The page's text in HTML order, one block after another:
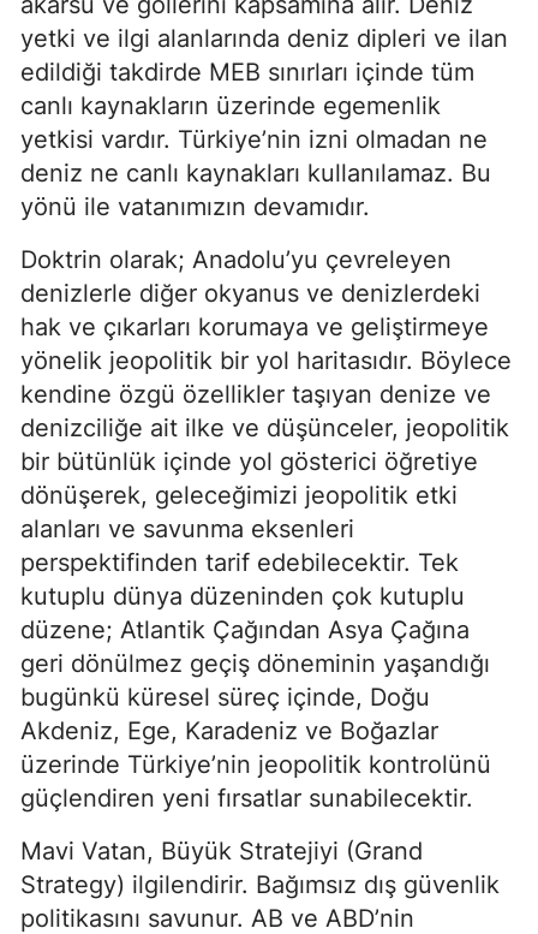
yetki ve ilgi alanlarında deniz dipleri ve ilan
edildiği takdirde MEB sınırları içinde tüm
canlı kaynakların üzerinde egemenlik
yetkisi vardır. Türkiye’nin izni olmadan ne
deniz ne canlı kaynakları kullanılamaz. Bu
yönü ile vatanımızın devamıdır.
Doktrin olarak; Anadolu’yu çevreleyen
denizlerle diğer okyanus ve denizlerdeki
hak ve çıkarları korumaya ve geliştirmeye
yönelik jeopolitik bir yol haritasıdır. Böylece
kendine özgü özellikler taşıyan denize ve
denizciliğe ait ilke ve düşünceler, jeopolitik
bir bütünlük içinde yol gösterici öğretiye
dönüşerek, geleceğimizi jeopolitik etki
alanları ve savunma eksenleri
perspektifinden tarif edebilecektir. Tek
kutuplu dünya düzeninden çok kutuplu
düzene; Atlantik Çağından Asya Çağına
geri dönülmez geçiş döneminin yaşandığı
bugünkü küresel süreç içinde, Doğu
Akdeniz, Ege, Karadeniz ve Boğazlar
üzerinde Türkiye’nin jeopolitik kontrolünü
güçlendiren yeni fırsatlar sunabilecektir.
Mavi Vatan, Büyük Stratejiyi (Grand
Strategy) ilgilendirir. Bağımsız dış güvenlik
politikasını savunur. AB ve ABD’nin